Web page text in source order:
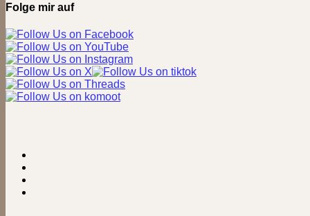
Folge mir auf